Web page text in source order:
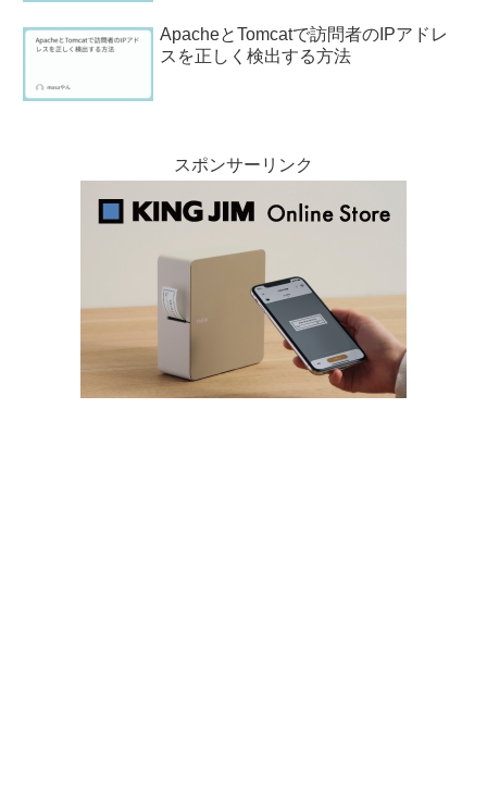
ApacheとTomcatで訪問者のIPアドレ
スを正しく検出する方法
スポンサーリンク